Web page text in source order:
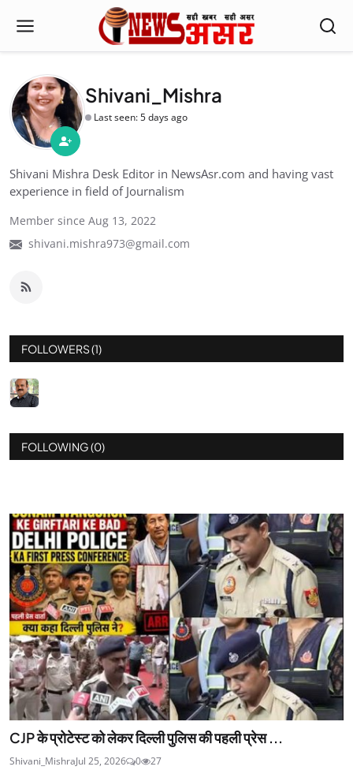
Shivani_Mishra
Last seen: 5 days ago
Shivani Mishra Desk Editor in NewsAsr.com and having vast
experience in field of Journalism
Member since Aug 13, 2022
shivani.mishra973@gmail.com
FOLLOWERS (1)
FOLLOWING (0)
CJP के प्रोटेस्ट को लेकर दिल्ली पुलिस की पहली प्रेस ...
Shivani_MishraJul 25, 2026 0 27